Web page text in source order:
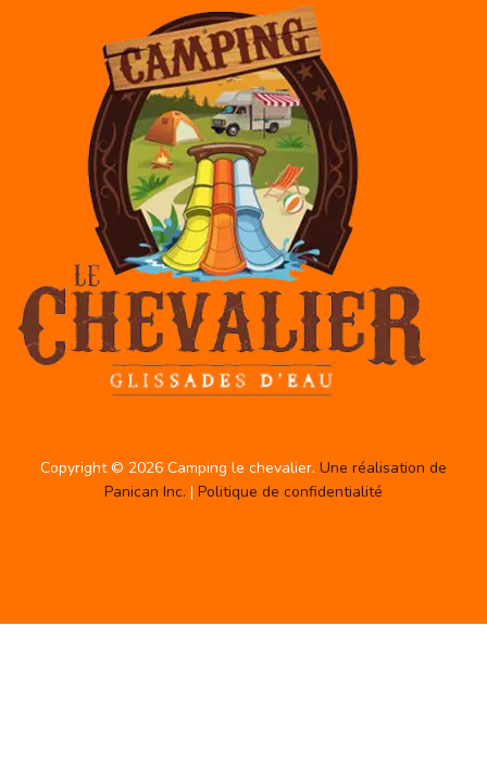
Copyright © 2026 Camping le chevalier. Une réalisation de
Panican Inc. | Politique de confidentialité